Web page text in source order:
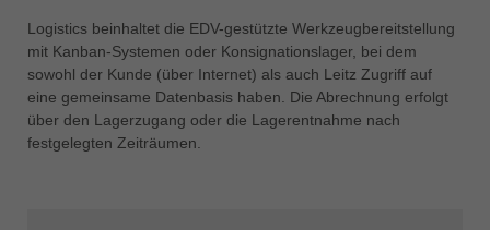
Logistics beinhaltet die EDV-gestützte Werkzeugbereitstellung
mit Kanban-Systemen oder Konsignationslager, bei dem
sowohl der Kunde (über Internet) als auch Leitz Zugriff auf
eine gemeinsame Datenbasis haben. Die Abrechnung erfolgt
über den Lagerzugang oder die Lagerentnahme nach
festgelegten Zeiträumen.